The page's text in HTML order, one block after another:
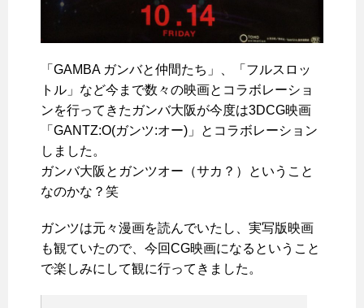
「GAMBA ガンバと仲間たち」、「フルスロッ
トル」など今まで数々の映画とコラボレーショ
ンを行ってきたガンバ大阪が今度は3DCG映画
「GANTZ:O(ガンツ:オー)」とコラボレーション
しました。
ガンバ大阪とガンツオー（サカ？）ということ
なのかな？笑
ガンツは元々漫画を読んでいたし、実写版映画
も観ていたので、今回CG映画になるということ
で楽しみにして観に行ってきました。